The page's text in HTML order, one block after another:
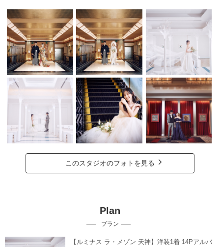
このスタジオのフォトを見る
Plan
プラン
【ルミナス ラ・メゾン 天神】洋装1着 14Pアルバ